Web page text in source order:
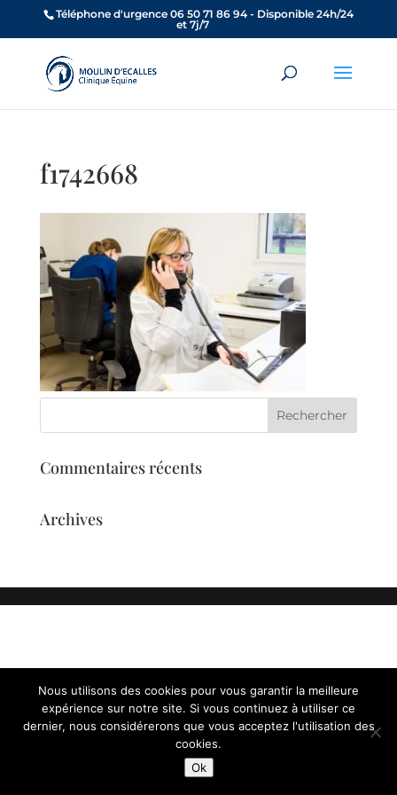
Téléphone d'urgence 06 50 71 86 94 - Disponible 24h/24
et 7j/7
f1742668
Commentaires récents
Archives
Nous utilisons des cookies pour vous garantir la meilleure
expérience sur notre site. Si vous continuez à utiliser ce
dernier, nous considérerons que vous acceptez l'utilisation des
cookies.
Ok